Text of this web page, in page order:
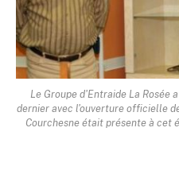
Le Groupe d'Entraide La Rosée
dernier avec l'ouverture officielle
Courchesne était présente à cet